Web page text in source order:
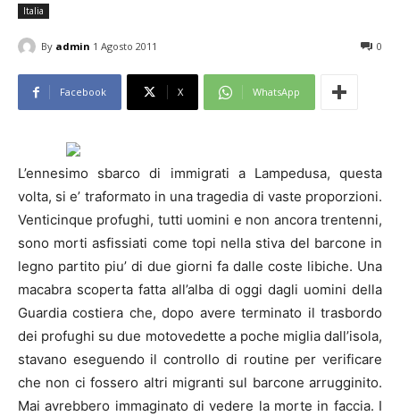
Italia
By admin 1 Agosto 2011 0
Facebook X WhatsApp
L’ennesimo sbarco di immigrati a Lampedusa, questa
volta, si e’ traformato in una tragedia di vaste proporzioni.
Venticinque profughi, tutti uomini e non ancora trentenni,
sono morti asfissiati come topi nella stiva del barcone in
legno partito piu’ di due giorni fa dalle coste libiche. Una
macabra scoperta fatta all’alba di oggi dagli uomini della
Guardia costiera che, dopo avere terminato il trasbordo
dei profughi su due motovedette a poche miglia dall’isola,
stavano eseguendo il controllo di routine per verificare
che non ci fossero altri migranti sul barcone arrugginito.
Mai avrebbero immaginato di vedere la morte in faccia. I